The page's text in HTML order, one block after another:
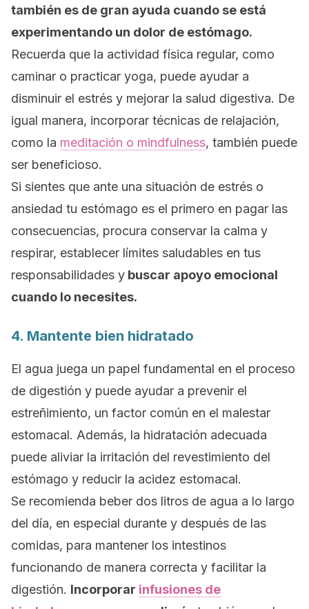
también es de gran ayuda cuando se está
experimentando un dolor de estómago.
Recuerda que la actividad física regular, como
caminar o practicar yoga, puede ayudar a
disminuir el estrés y mejorar la salud digestiva. De
igual manera, incorporar técnicas de relajación,
como la meditación o mindfulness, también puede
ser beneficioso.
Si sientes que ante una situación de estrés o
ansiedad tu estómago es el primero en pagar las
consecuencias, procura conservar la calma y
respirar, establecer límites saludables en tus
responsabilidades y buscar apoyo emocional
cuando lo necesites.
4. Mantente bien hidratado
El agua juega un papel fundamental en el proceso
de digestión y puede ayudar a prevenir el
estreñimiento, un factor común en el malestar
estomacal. Además, la hidratación adecuada
puede aliviar la irritación del revestimiento del
estómago y reducir la acidez estomacal.
Se recomienda beber dos litros de agua a lo largo
del día, en especial durante y después de las
comidas, para mantener los intestinos
funcionando de manera correcta y facilitar la
digestión. Incorporar infusiones de